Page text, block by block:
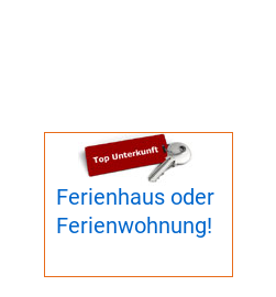
Ferienhaus oder
Ferienwohnung!